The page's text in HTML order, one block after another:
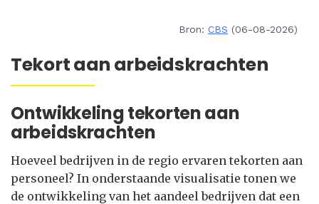
Bron: CBS (06-08-2026)
Tekort aan arbeidskrachten
Ontwikkeling tekorten aan
arbeidskrachten
Hoeveel bedrijven in de regio ervaren tekorten aan
personeel? In onderstaande visualisatie tonen we
de ontwikkeling van het aandeel bedrijven dat een